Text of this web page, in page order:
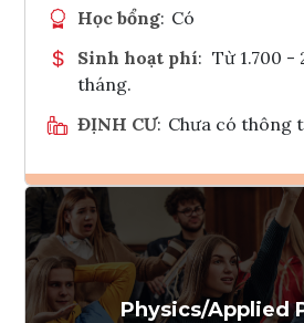
Học bổng: Có
Sinh hoạt phí: Từ 1.700 -
tháng.
ĐỊNH CƯ: Chưa có thông
Ghi danh
Tham
Physics/Applied